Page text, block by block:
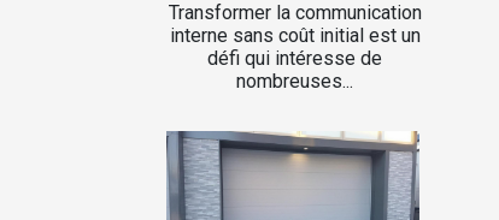
Transformer la communication
interne sans coût initial est un
défi qui intéresse de
nombreuses...